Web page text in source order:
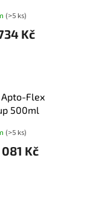
(>5 ks)
Kč
Apto-Flex
500ml
(>5 ks)
081 Kč